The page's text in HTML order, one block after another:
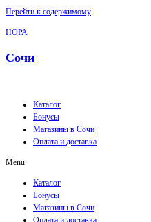
Перейти к содержимому
НОРА
Сочи
Каталог
Бонусы
Магазины в Сочи
Оплата и доставка
Menu
Каталог
Бонусы
Магазины в Сочи
Оплата и доставка